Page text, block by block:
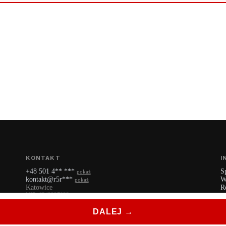
DALEJ →
KONTAKT
+48 501 4** *** pokaż
kontakt@r5r*** pokaż
Katowice
NIP: 6342227922